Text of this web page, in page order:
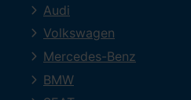
Audi
Volkswagen
Mercedes-Benz
BMW